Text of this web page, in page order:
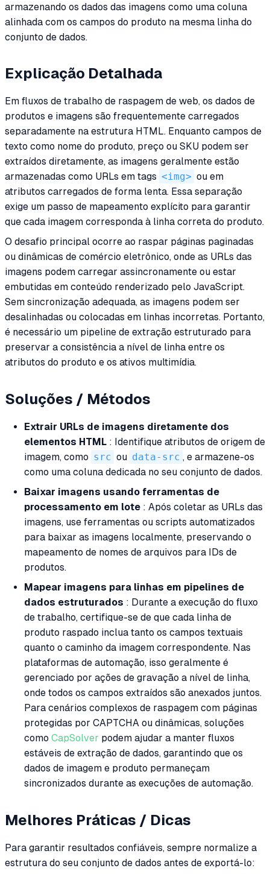
armazenando os dados das imagens como uma coluna
alinhada com os campos do produto na mesma linha do
conjunto de dados.
Explicação Detalhada
Em fluxos de trabalho de raspagem de web, os dados de
produtos e imagens são frequentemente carregados
separadamente na estrutura HTML. Enquanto campos de
texto como nome do produto, preço ou SKU podem ser
extraídos diretamente, as imagens geralmente estão
armazenadas como URLs em tags <img> ou em
atributos carregados de forma lenta. Essa separação
exige um passo de mapeamento explícito para garantir
que cada imagem corresponda à linha correta do produto.
O desafio principal ocorre ao raspar páginas paginadas
ou dinâmicas de comércio eletrônico, onde as URLs das
imagens podem carregar assincronamente ou estar
embutidas em conteúdo renderizado pelo JavaScript.
Sem sincronização adequada, as imagens podem ser
desalinhadas ou colocadas em linhas incorretas. Portanto,
é necessário um pipeline de extração estruturado para
preservar a consistência a nível de linha entre os
atributos do produto e os ativos multimídia.
Soluções / Métodos
Extrair URLs de imagens diretamente dos
elementos HTML : Identifique atributos de origem de
imagem, como src ou data-src , e armazene-os
como uma coluna dedicada no seu conjunto de dados.
Baixar imagens usando ferramentas de
processamento em lote : Após coletar as URLs das
imagens, use ferramentas ou scripts automatizados
para baixar as imagens localmente, preservando o
mapeamento de nomes de arquivos para IDs de
produtos.
Mapear imagens para linhas em pipelines de
dados estruturados : Durante a execução do fluxo
de trabalho, certifique-se de que cada linha de
produto raspado inclua tanto os campos textuais
quanto o caminho da imagem correspondente. Nas
plataformas de automação, isso geralmente é
gerenciado por ações de gravação a nível de linha,
onde todos os campos extraídos são anexados juntos.
Para cenários complexos de raspagem com páginas
protegidas por CAPTCHA ou dinâmicas, soluções
como CapSolver podem ajudar a manter fluxos
estáveis de extração de dados, garantindo que os
dados de imagem e produto permaneçam
sincronizados durante as execuções de automação.
Melhores Práticas / Dicas
Para garantir resultados confiáveis, sempre normalize a
estrutura do seu conjunto de dados antes de exportá-lo: